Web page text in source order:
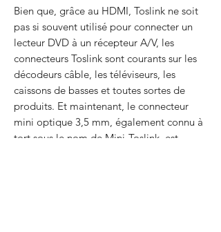
Bien que, grâce au HDMI, Toslink ne soit
pas si souvent utilisé pour connecter un
lecteur DVD à un récepteur A/V, les
connecteurs Toslink sont courants sur les
décodeurs câble, les téléviseurs, les
caissons de basses et toutes sortes de
produits. Et maintenant, le connecteur
mini optique 3,5 mm, également connu à
tort sous le nom de Mini-Toslink, est